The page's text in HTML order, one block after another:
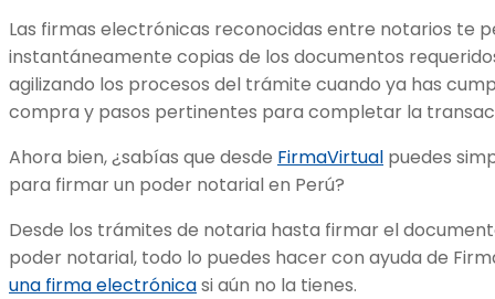
Las firmas electrónicas reconocidas entre notarios te
instantáneamente copias de los documentos
agilizando los procesos del trámite cuando ya has
compra y pasos pertinentes para completar la
Ahora bien, ¿sabías que desde FirmaVirtual puedes
para firmar un poder notarial en Perú?
Desde los trámites de notaria hasta firmar el
poder notarial, todo lo puedes hacer con ayuda de
una firma electrónicasi aún no la tienes.